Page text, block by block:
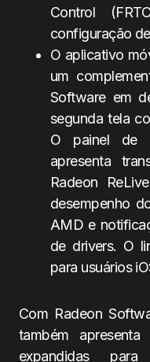
Control
configuração
O aplicativo
um
Software em
segunda tela
O painel de
apresenta
Radeon
desempenho
AMD e
de drivers. O
para usuários
Com Radeon
também
expandidas